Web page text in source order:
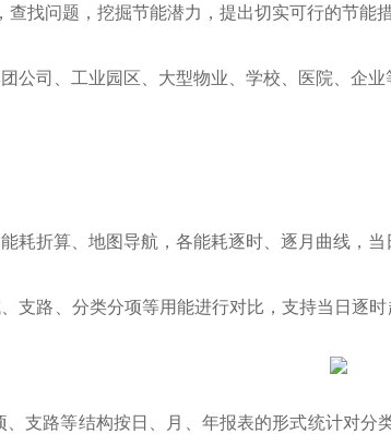
查找问题，挖掘节能潜力，提出切实可行的节能
司、工业园区、大型物业、学校、医院、企业
折算、地图导航，各能耗逐时、逐月曲线，当
路、分类分项等用能进行对比，支持当日逐
路等结构按日、月、年报表的形式统计对分